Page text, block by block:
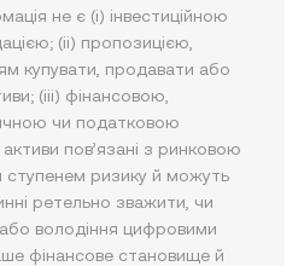
не є (i) інвестиційною
(ii) пропозицією,
купувати, продавати або
(iii) фінансовою,
чи податковою
пов’язані з ринковою
ступенем ризику й можуть
ретельно зважити, чи
володіння цифровими
фінансове становище й